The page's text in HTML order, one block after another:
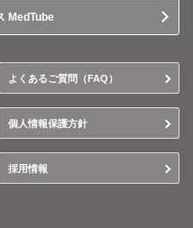
MedTube
よくあるご質問（FAQ）
個人情報保護方針
採用情報